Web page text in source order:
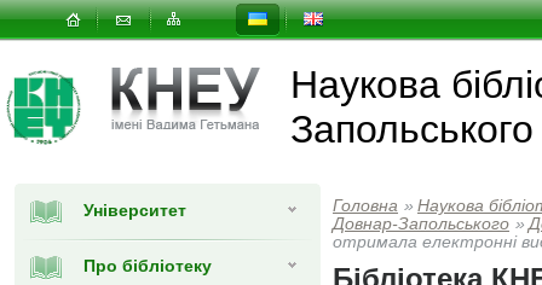
Наукова
Запольського
Університет
Про бібліотеку
Головна » Наукова
Довнар-Запольського »
отримала електронні
Бібліотека